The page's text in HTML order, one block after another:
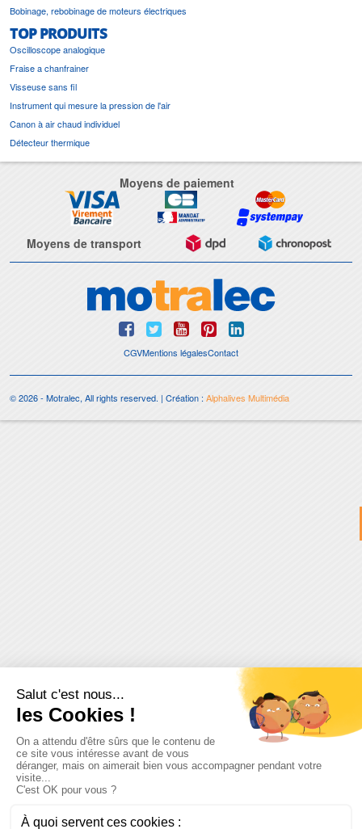
Bobinage, rebobinage de moteurs électriques
TOP PRODUITS
Oscilloscope analogique
Fraise a chanfrainer
Visseuse sans fil
Instrument qui mesure la pression de l'air
Canon à air chaud individuel
Détecteur thermique
Moyens de paiement
Moyens de transport
CGVMentions légalesContact
© 2026 - Motralec, All rights reserved. | Création : Alphalives Multimédia